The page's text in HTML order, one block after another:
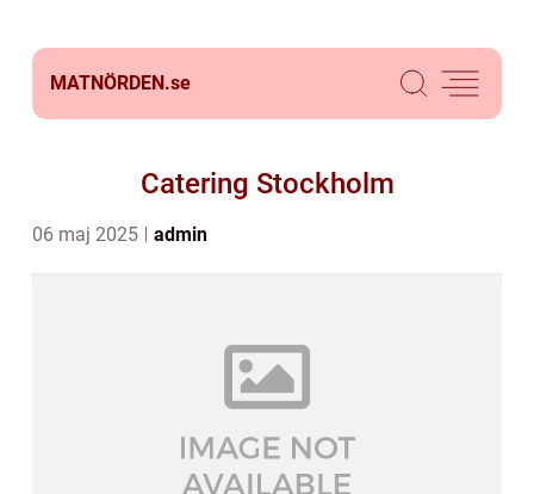
MATNÖRDEN.se
Catering Stockholm
06 maj 2025 admin